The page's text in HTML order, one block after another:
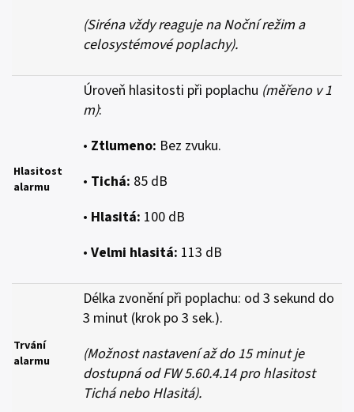
(Siréna vždy reaguje na Noční režim a
celosystémové poplachy).
Hlasitost
alarmu
Úroveň hlasitosti při poplachu (měřeno v 1
m):
• Ztlumeno: Bez zvuku.
• Tichá: 85 dB
• Hlasitá: 100 dB
• Velmi hlasitá: 113 dB
Trvání
alarmu
Délka zvonění při poplachu: od 3 sekund do
3 minut (krok po 3 sek.).
(Možnost nastavení až do 15 minut je
dostupná od FW 5.60.4.14 pro hlasitost
Tichá nebo Hlasitá).